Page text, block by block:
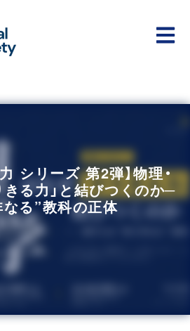
シリーズ 第2弾】物理・
きる力」と結びつくのか─
る”教科の正体